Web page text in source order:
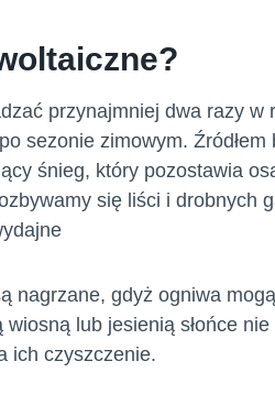
przynajmniej dwa razy w
sezonie zimowym. Źródłem
śnieg, który pozostawia
się liści i drobnych
nagrzane, gdyż ogniwa
lub jesienią słońce
ich czyszczenie.